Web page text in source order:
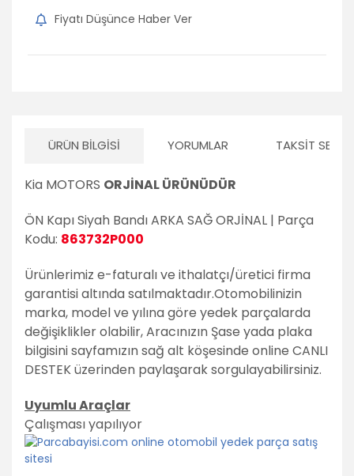
Fiyatı Düşünce Haber Ver
ÜRÜN BILGISI YORUMLAR TAKSIT
Kia MOTORS ORJİNAL ÜRÜNÜDÜR
ÖN Kapı Siyah Bandı ARKA SAĞ ORJİNAL | Parça
Kodu: 863732P000
Ürünlerimiz e-faturalı ve ithalatçı/üretici firma
garantisi altında satılmaktadır.Otomobilinizin
marka, model ve yılına göre yedek parçalarda
değişiklikler olabilir,Aracınızın Şase yada plaka
bilgisini sayfamızın sağ alt köşesinde online CANLI
DESTEK üzerinden paylaşarak sorgulayabilirsiniz.
Uyumlu Araçlar
Çalışması yapılıyor